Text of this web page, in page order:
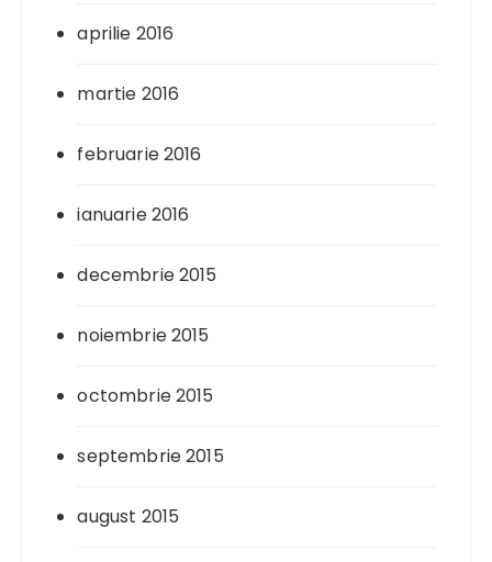
aprilie 2016
martie 2016
februarie 2016
ianuarie 2016
decembrie 2015
noiembrie 2015
octombrie 2015
septembrie 2015
august 2015